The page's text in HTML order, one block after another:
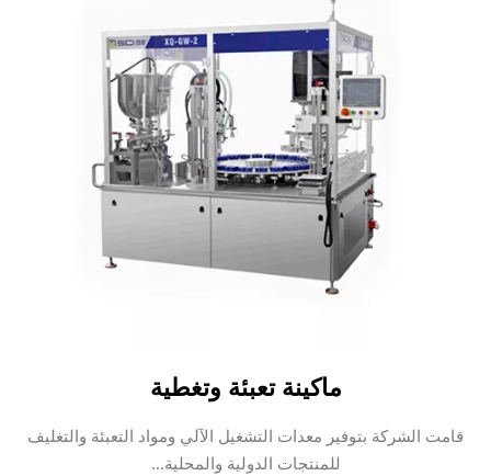
ماكينة تعبئة وتغطية
قامت الشركة بتوفير معدات التشغيل الآلي ومواد التعبئة والتغليف
للمنتجات الدولية والمحلية...